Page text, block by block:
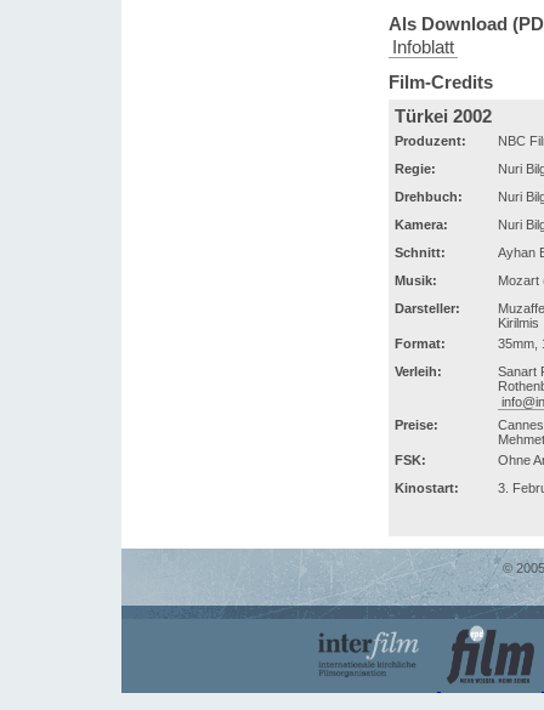
Als Download
Infoblatt
Film-Credits
Türkei 2002
Produzent:
NBC
Regie:
Nuri
Drehbuch:
Nuri
Kamera:
Nuri
Schnitt:
Ayhan
Musik:
Mozart
Darsteller:
Kirilmis
Format:
35mm,
Verleih:
Sanart
Preise:
FSK:
Ohne
Kinostart:
3.
©